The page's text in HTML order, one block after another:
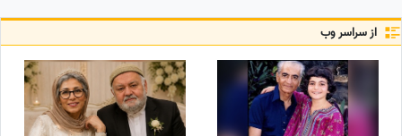
از سراسر وب